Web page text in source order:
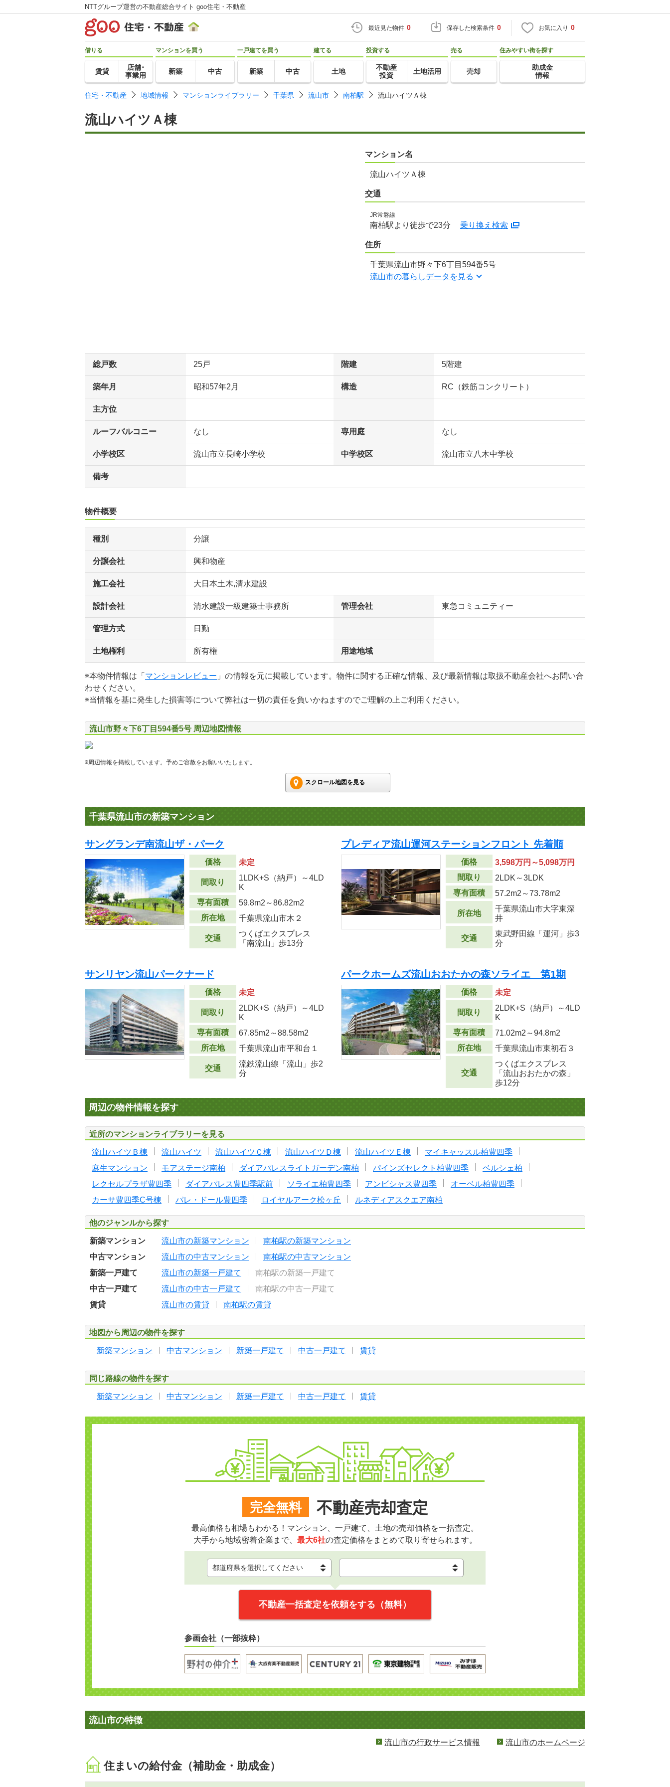
NTTグループ運営の不動産総合サイト goo住宅・不動産
最近見た物件 0 保存した検索条件 0 お気に入り 0
借りる
賃貸
店舗･
事業用
マンションを買う
新築 中古
一戸建てを買う
新築 中古
建てる
土地
投資する
不動産
投資
土地活用
売る
売却
住みやすい街を探す
助成金
情報
住宅・不動産 地域情報 マンションライブラリー 千葉県 流山市 南柏駅 流山ハイツＡ棟
流山ハイツＡ棟
マンション名
流山ハイツＡ棟
交通
JR常磐線
南柏駅より徒歩で23分 乗り換え検索
住所
千葉県流山市野々下6丁目594番5号
流山市の暮らしデータを見る
総戸数 25戸 階建 5階建
築年月 昭和57年2月 構造 RC（鉄筋コンクリート）
主方位
ルーフバルコニー なし 専用庭 なし
小学校区 流山市立長崎小学校 中学校区 流山市立八木中学校
備考
物件概要
種別 分譲
分譲会社 興和物産
施工会社 大日本土木,清水建設
設計会社 清水建設一級建築士事務所 管理会社 東急コミュニティー
管理方式 日勤
土地権利 所有権 用途地域
※本物件情報は「 マンションレビュー 」の情報を元に掲載しています。物件に関する正確な情報、及び最新情報は取扱不動産会社へお問い合
わせください。
※当情報を基に発生した損害等について弊社は一切の責任を負いかねますのでご理解の上ご利用ください。
流山市野々下6丁目594番5号 周辺地図情報
※周辺情報を掲載しています。予めご容赦をお願いいたします。
スクロール地図を見る
千葉県流山市の新築マンション
サングランデ南流山ザ・パーク
価格 未定
間取り
1LDK+S（納戸）～4LD
K
専有面積
59.8m2 ～86.82m2
所在地
千葉県流山市木２
交通
つくばエクスプレス
「南流山」歩13分
プレディア流山運河ステーションフロント 先着順
価格
3,598万円～5,098万円
間取り
2LDK～3LDK
専有面積
57.2m2 ～73.78m2
所在地
千葉県流山市大字東深
井
交通
東武野田線「運河」歩3
分
サンリヤン流山パークナード
価格 未定
間取り
2LDK+S（納戸）～4LD
K
専有面積
67.85m2 ～88.58m2
所在地
千葉県流山市平和台１
交通
流鉄流山線「流山」歩2
分
パークホームズ流山おおたかの森ソライエ 第1期
価格 未定
間取り
2LDK+S（納戸）～4LD
K
専有面積
71.02m2 ～94.8m2
所在地
千葉県流山市東初石３
交通
つくばエクスプレス
「流山おおたかの森」
歩12分
周辺の物件情報を探す
近所のマンションライブラリーを見る
流山ハイツＢ棟 流山ハイツ 流山ハイツＣ棟 流山ハイツＤ棟 流山ハイツＥ棟
マイキャッスル柏豊四季
麻生マンション
モアステージ南柏 ダイアパレスライトガーデン南柏 パインズセレクト柏豊四季
ベルシェ柏
レクセルプラザ豊四季
ダイアパレス豊四季駅前 ソライエ柏豊四季 アンビシャス豊四季
オーベル柏豊四季
カーサ豊四季C号棟
パレ・ドール豊四季 ロイヤルアーク松ヶ丘 ルネディアスクエア南柏
他のジャンルから探す
新築マンション 流山市の新築マンション
南柏駅の新築マンション
中古マンション
流山市の中古マンション
南柏駅の中古マンション
新築一戸建て
流山市の新築一戸建て
南柏駅の新築一戸建て
中古一戸建て
流山市の中古一戸建て
南柏駅の中古一戸建て
賃貸
流山市の賃貸 南柏駅の賃貸
地図から周辺の物件を探す
新築マンション 中古マンション 新築一戸建て 中古一戸建て 賃貸
同じ路線の物件を探す
新築マンション 中古マンション 新築一戸建て 中古一戸建て 賃貸
完全無料 不動産売却査定
最高価格も相場もわかる！マンション、一戸建て、土地の売却価格を一括査定。
大手から地域密着企業まで、 最大6社の査定価格をまとめて取り寄せられます。
不動産一括査定を依頼をする（無料）
参画会社（一部抜粋）
流山市の特徴
流山市の行政サービス情報 流山市のホームページ
住まいの給付金（補助金・助成金）